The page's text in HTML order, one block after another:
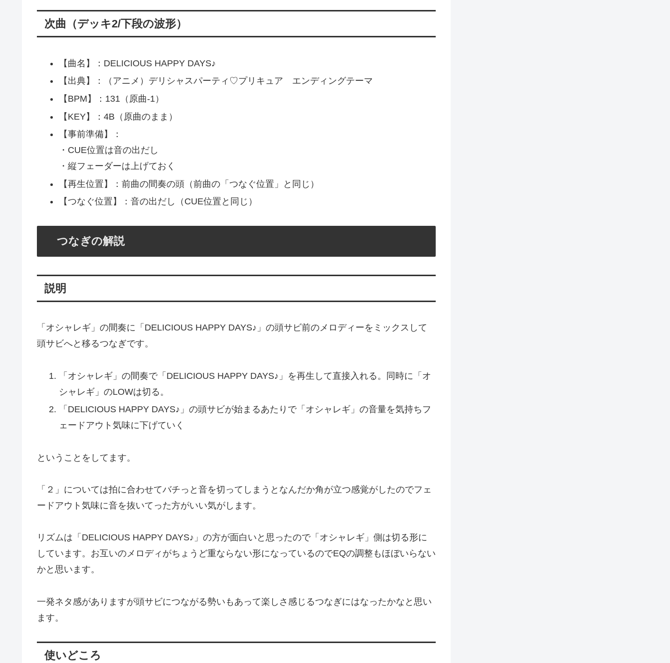
次曲（デッキ2/下段の波形）
【曲名】：DELICIOUS HAPPY DAYS♪
【出典】：（アニメ）デリシャスパーティ♡プリキュア エンディングテーマ
【BPM】：131（原曲-1）
【KEY】：4B（原曲のまま）
【事前準備】：
・CUE位置は音の出だし
・縦フェーダーは上げておく
【再生位置】：前曲の間奏の頭（前曲の「つなぐ位置」と同じ）
【つなぐ位置】：音の出だし（CUE位置と同じ）
つなぎの解説
説明
「オシャレギ」の間奏に「DELICIOUS HAPPY DAYS♪」の頭サビ前のメロディーをミックスして
頭サビへと移るつなぎです。
「オシャレギ」の間奏で「DELICIOUS HAPPY DAYS♪」を再生して直接入れる。同時に「オ
シャレギ」のLOWは切る。
「DELICIOUS HAPPY DAYS♪」の頭サビが始まるあたりで「オシャレギ」の音量を気持ちフ
ェードアウト気味に下げていく
ということをしてます。
「２」については拍に合わせてバチっと音を切ってしまうとなんだか角が立つ感覚がしたのでフェ
ードアウト気味に音を抜いてった方がいい気がします。
リズムは「DELICIOUS HAPPY DAYS♪」の方が面白いと思ったので「オシャレギ」側は切る形に
しています。お互いのメロディがちょうど重ならない形になっているのでEQの調整もほぼいらない
かと思います。
一発ネタ感がありますが頭サビにつながる勢いもあって楽しさ感じるつなぎにはなったかなと思い
ます。
使いどころ